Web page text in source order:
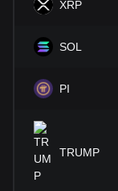
XRP
SOL
PI
TRUMP